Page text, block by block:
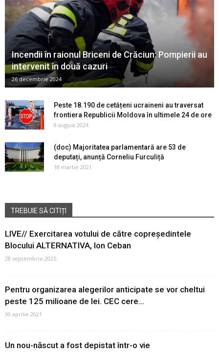
Incendii în raionul Briceni de Crăciun: Pompierii au
intervenit în două cazuri
26 decembrie 2024
Peste 18.190 de cetățeni ucraineni au traversat
frontiera Republicii Moldova în ultimele 24 de ore
8 august 2024
(doc) Majoritatea parlamentară are 53 de
deputați, anunță Corneliu Furculiță
18 martie 2021
TREBUIE SĂ CITIȚI
LIVE// Exercitarea votului de către copreședintele
Blocului ALTERNATIVA, Ion Ceban
28 septembrie 2025
Pentru organizarea alegerilor anticipate se vor cheltui
peste 125 milioane de lei. CEC cere...
30 aprilie 2021
Un nou-născut a fost depistat într-o vie